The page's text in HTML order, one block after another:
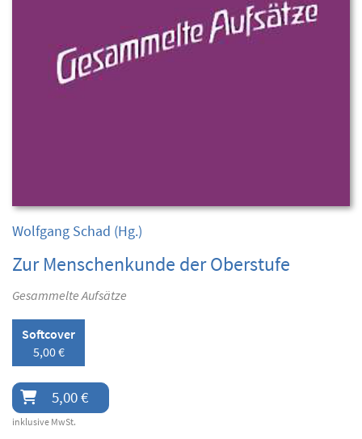
Wolfgang Schad (Hg.)
Zur Menschenkunde der Oberstufe
Gesammelte Aufsätze
Softcover
5,00 €
5,00 €
inklusive MwSt.